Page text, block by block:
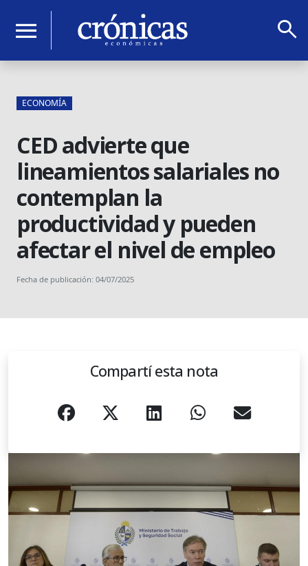
menu search
ECONOMÍA
CED advierte que
lineamientos salariales no
contemplan la
productividad y pueden
afectar el nivel de empleo
Fecha de publicación: 04/07/2025
Compartí esta nota